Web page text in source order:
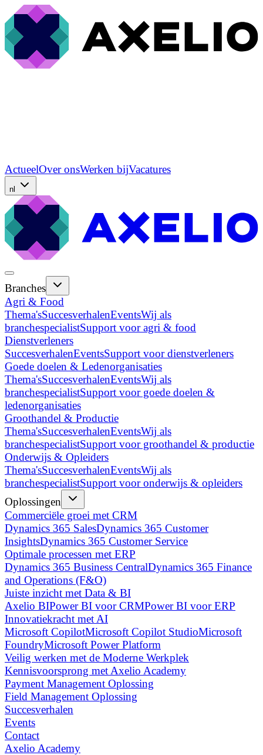
ActueelOver onsWerken bijVacatures
nl
Branches
Agri & Food
Thema'sSuccesverhalenEventsWij als
branchespecialistSupport voor agri & food
Dienstverleners
SuccesverhalenEventsSupport voor dienstverleners
Goede doelen & Ledenorganisaties
Thema'sSuccesverhalenEventsWij als
branchespecialistSupport voor goede doelen &
ledenorganisaties
Groothandel & Productie
Thema'sSuccesverhalenEventsWij als
branchespecialistSupport voor groothandel & productie
Onderwijs & Opleiders
Thema'sSuccesverhalenEventsWij als
branchespecialistSupport voor onderwijs & opleiders
Oplossingen
Commerciële groei met CRM
Dynamics 365 SalesDynamics 365 Customer
InsightsDynamics 365 Customer Service
Optimale processen met ERP
Dynamics 365 Business CentralDynamics 365 Finance
and Operations (F&O)
Juiste inzicht met Data & BI
Axelio BIPower BI voor CRMPower BI voor ERP
Innovatiekracht met AI
Microsoft CopilotMicrosoft Copilot StudioMicrosoft
FoundryMicrosoft Power Platform
Veilig werken met de Moderne Werkplek
Kennisvoorsprong met Axelio Academy
Payment Management Oplossing
Field Management Oplossing
Succesverhalen
Events
Contact
Axelio Academy